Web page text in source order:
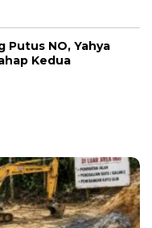
Putus NO, Yahya
Kedua